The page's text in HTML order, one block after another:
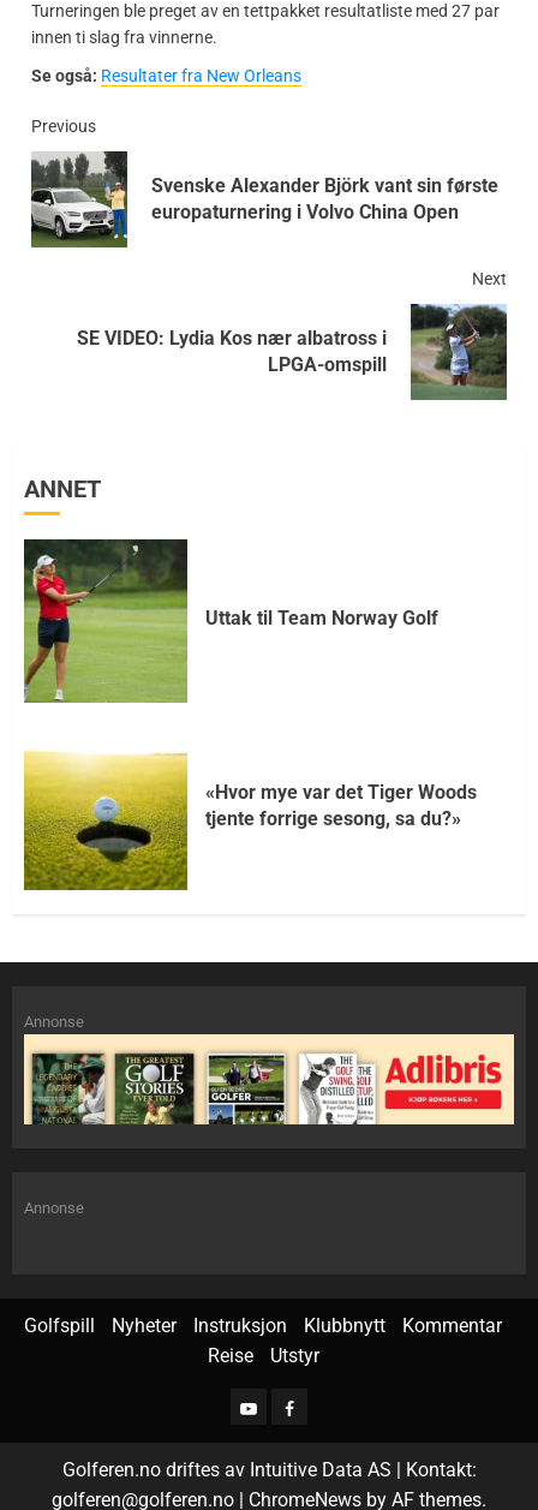
Turneringen ble preget av en tettpakket resultatliste med 27 par
innen ti slag fra vinnerne.
Se også: Resultater fra New Orleans
Previous
Svenske Alexander Björk vant sin første
europaturnering i Volvo China Open
Next
SE VIDEO: Lydia Kos nær albatross i
LPGA-omspill
ANNET
Uttak til Team Norway Golf
«Hvor mye var det Tiger Woods
tjente forrige sesong, sa du?»
Annonse
Annonse
Golfspill Nyheter Instruksjon Klubbnytt
Kommentar
Reise
Utstyr
Golferen.no driftes av Intuitive Data AS | Kontakt:
golferen@golferen.no | ChromeNews by AF themes.